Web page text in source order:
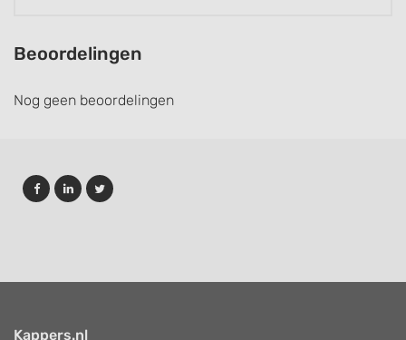
Beoordelingen
Nog geen beoordelingen
Kappers.nl